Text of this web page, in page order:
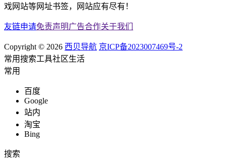
戏网站等网址书签，网站应有尽有！
友链申请免责声明广告合作关于我们
Copyright © 2026 西贝导航 京ICP备2023007469号-2
常用搜索工具社区生活
常用
百度
Google
站内
淘宝
Bing
搜索